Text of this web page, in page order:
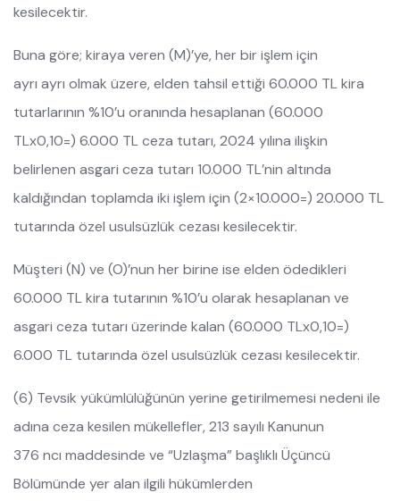
kesilecektir.
Buna göre; kiraya veren (M)’ye, her bir işlem için
ayrı ayrı olmak üzere, elden tahsil ettiği 60.000 TL kira
tutarlarının %10’u oranında hesaplanan (60.000
TLx0,10=) 6.000 TL ceza tutarı, 2024 yılına ilişkin
belirlenen asgari ceza tutarı 10.000 TL’nin altında
kaldığından toplamda iki işlem için (2×10.000=) 20.000 TL
tutarında özel usulsüzlük cezası kesilecektir.
Müşteri (N) ve (O)’nun her birine ise elden ödedikleri
60.000 TL kira tutarının %10’u olarak hesaplanan ve
asgari ceza tutarı üzerinde kalan (60.000 TLx0,10=)
6.000 TL tutarında özel usulsüzlük cezası kesilecektir.
(6) Tevsik yükümlülüğünün yerine getirilmemesi nedeni ile
adına ceza kesilen mükellefler, 213 sayılı Kanunun
376 ncı maddesinde ve “Uzlaşma” başlıklı Üçüncü
Bölümünde yer alan ilgili hükümlerden